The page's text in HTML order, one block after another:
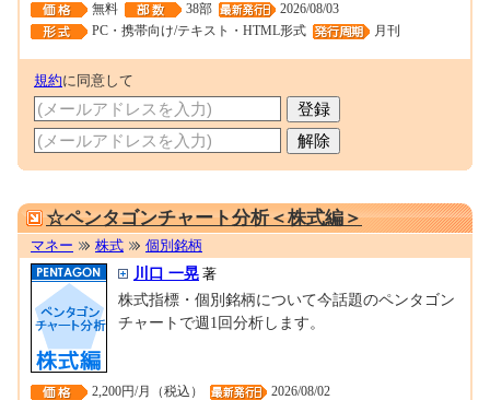
無料 38部
2026/08/03
PC・携帯向け/テキスト・HTML形式
月刊
規約に同意して
☆ペンタゴンチャート分析＜株式編＞
マネー 株式 個別銘柄
川口 一晃 著
株式指標・個別銘柄について今話題のペンタゴン
チャートで週1回分析します。
2,200円/月（税込）
2026/08/02